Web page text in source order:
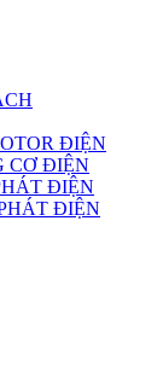
ĐIỆN
CƠ ĐIỆN
ĐIỆN
ĐIỆN